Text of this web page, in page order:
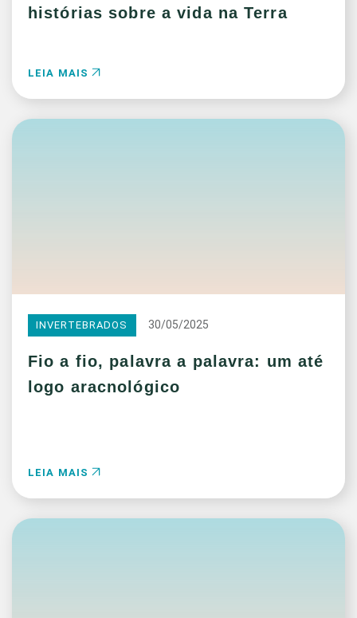
histórias sobre a vida na Terra
LEIA MAIS
INVERTEBRADOS 30/05/2025
Fio a fio, palavra a palavra: um até
logo aracnológico
LEIA MAIS